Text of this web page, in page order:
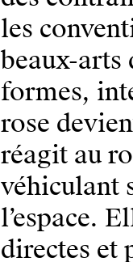
les
beaux-arts
formes,
rose
réagit au
véhiculant
l’espace.
directes et